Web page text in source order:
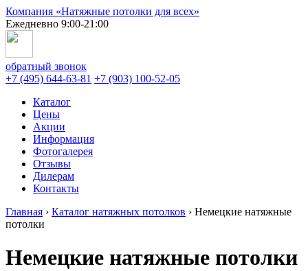
Компания «Натяжные потолки для всех»
Ежедневно 9:00-21:00
обратный звонок
+7 (495) 644-63-81 +7 (903) 100-52-05
Каталог
Цены
Акции
Информация
Фотогалерея
Отзывы
Дилерам
Контакты
Главная › Каталог натяжных потолков › Немецкие натяжные
потолки
Немецкие натяжные потолки